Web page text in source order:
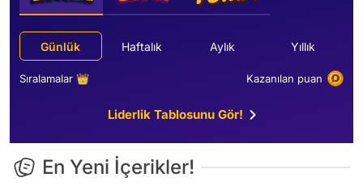
Günlük Haftalık Aylık Yıllık
Sıralamalar 👑 Kazanılan puan
Liderlik Tablosunu Gör!
En Yeni İçerikler!